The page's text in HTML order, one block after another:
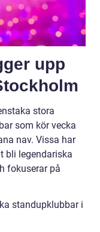
upp
stora
som kör vecka
nav. Vissa har
bli legendariska
fokuserar på
standupklubbar i